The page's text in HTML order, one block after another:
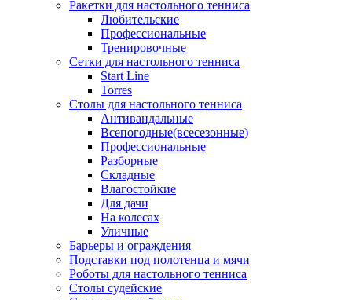
Ракетки для настольного тенниса
Любительские
Профессиональные
Тренировочные
Сетки для настольного тенниса
Start Line
Torres
Столы для настольного тенниса
Антивандальные
Всепогодные(всесезонные)
Профессиональные
Разборные
Складные
Влагостойкие
Для дачи
На колесах
Уличные
Барьеры и ограждения
Подставки под полотенца и мячи
Роботы для настольного тенниса
Столы судейские